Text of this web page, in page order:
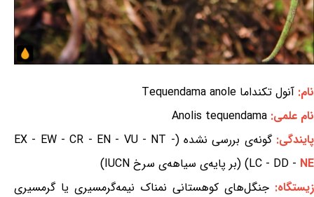
نام: آنول تکنداما Tequendama anole
نام علمی: Anolis tequendama
پایندگی:
گونه‌ی بررسی نشده (EX - EW - CR - EN - VU - NT -
LC - DD - NE
) (بر پایه‌ی سیاهه‌ی سرخ IUCN)
زیستگاه: جنگل‌های کوهستانی نمناک نیمه‌گرمسیری یا گرمسیری